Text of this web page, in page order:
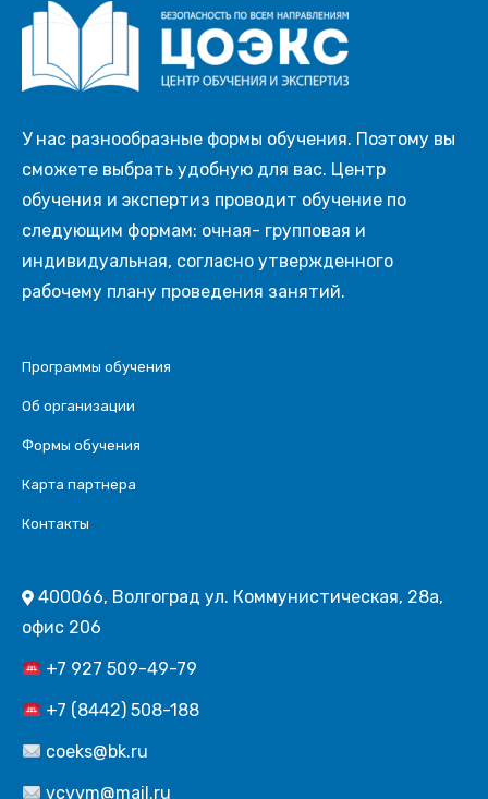
У нас разнообразные формы обучения. Поэтому вы
сможете выбрать удобную для вас. Центр
обучения и экспертиз проводит обучение по
следующим формам: очная- групповая и
индивидуальная, согласно утвержденного
рабочему плану проведения занятий.
Программы обучения
Об организации
Формы обучения
Карта партнера
Контакты
400066, Волгоград ул. Коммунистическая, 28а,
офис 206
+7 927 509-49-79
+7 (8442) 508-188
coeks@bk.ru
vcvvm@mail.ru